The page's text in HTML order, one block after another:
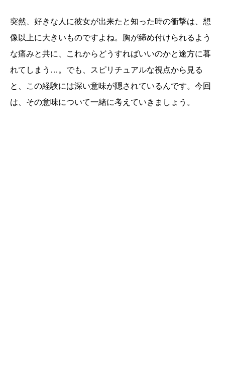
突然、好きな人に彼女が出来たと知った時の衝撃は、想
像以上に大きいものですよね。胸が締め付けられるよう
な痛みと共に、これからどうすればいいのかと途方に暮
れてしまう…。でも、スピリチュアルな視点から見る
と、この経験には深い意味が隠されているんです。今回
は、その意味について一緒に考えていきましょう。